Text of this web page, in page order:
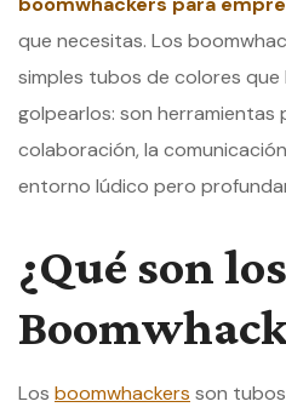
que necesitas. Los
simples tubos de colores que
golpearlos: son
colaboración, la
entorno lúdico pero
¿Qué son los
Los boomwhackers son